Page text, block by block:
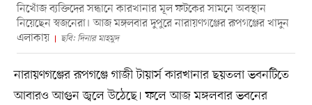
নিখোঁজ ব্যক্তিদের সন্ধানে কারখানার মূল ফটকের সামনে অবস্থান
নিয়েছেন স্বজনেরা। আজ মঙ্গলবার দুপুরে নারায়ণগঞ্জের রূপগঞ্জের খাদুন
এলাকায়
ছবি: দিনার মাহমুদ
নারায়ণগঞ্জের রূপগঞ্জে গাজী টায়ার্স কারখানার ছয়তলা ভবনটিতে
আবারও আগুন জ্বলে উঠেছে। ফলে আজ মঙ্গলবার ভবনের